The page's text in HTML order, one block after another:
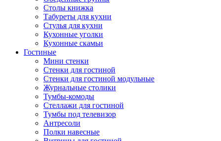
Столы книжка
Табуреты для кухни
Стулья для кухни
Кухонные уголки
Кухонные скамьи
Гостиные
Мини стенки
Стенки для гостиной
Стенки для гостиной модульные
Журнальные столики
Тумбы-комоды
Стеллажи для гостиной
Тумбы под телевизор
Антресоли
Полки навесные